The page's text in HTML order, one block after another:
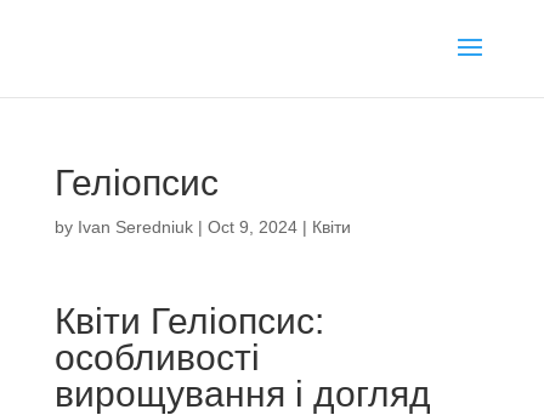
Геліопсис
by Ivan Seredniuk| Oct 9, 2024| Квіти
Квіти Геліопсис:
особливості
вирощування і догляд